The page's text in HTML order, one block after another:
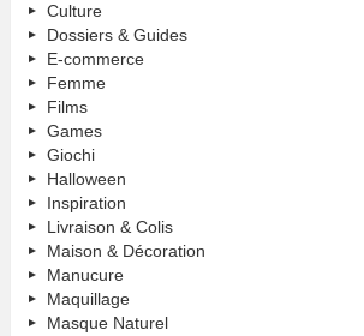
Culture
Dossiers & Guides
E-commerce
Femme
Films
Games
Giochi
Halloween
Inspiration
Livraison & Colis
Maison & Décoration
Manucure
Maquillage
Masque Naturel